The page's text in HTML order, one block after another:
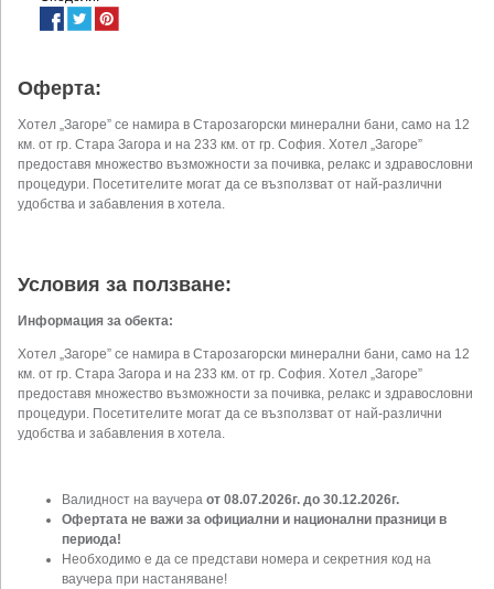
Оферта:
Хотел „Загоре” се намира в Старозагорски минерални бани, само на 12
км. от гр. Стара Загора и на 233 км. от гр. София. Хотел „Загоре”
предоставя множество възможности за почивка, релакс и здравословни
процедури. Посетителите могат да се възползват от най-различни
удобства и забавления в хотела.
Условия за ползване:
Информация за обекта:
Хотел „Загоре” се намира в Старозагорски минерални бани, само на 12
км. от гр. Стара Загора и на 233 км. от гр. София. Хотел „Загоре”
предоставя множество възможности за почивка, релакс и здравословни
процедури. Посетителите могат да се възползват от най-различни
удобства и забавления в хотела.
Валидност на ваучера от 08.07.2026г. до 30.12.2026г.
Офертата не важи за официални и национални празници в
периода!
Необходимо е да се представи номера и секретния код на
ваучера при настаняване!